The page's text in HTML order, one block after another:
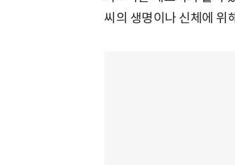
씨의 생명이나 신체에 위